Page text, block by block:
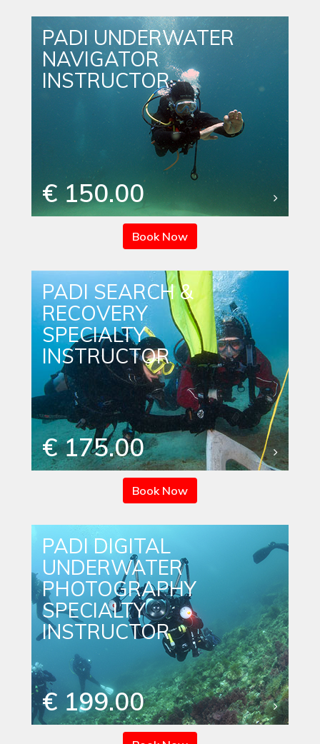
PADI UNDERWATER
NAVIGATOR
INSTRUCTOR
€ 150.00
Book Now
PADI SEARCH &
RECOVERY
SPECIALTY
INSTRUCTOR
€ 175.00
Book Now
PADI DIGITAL
UNDERWATER
PHOTOGRAPHY
SPECIALTY
INSTRUCTOR
€ 199.00